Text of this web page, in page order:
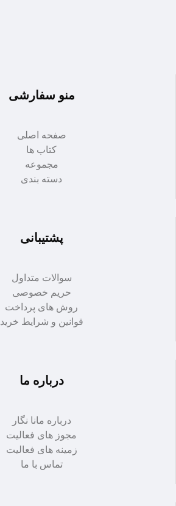
منو سفارشی
صفحه اصلی
کتاب ها
مجموعه
دسته بندی
پشتیبانی
سوالات متداول
حریم خصوصی
روش های پرداخت
قوانین و شرایط خرید
درباره ما
درباره مانا نگار
مجوز های فعالیت
زمینه های فعالیت
تماس با ما